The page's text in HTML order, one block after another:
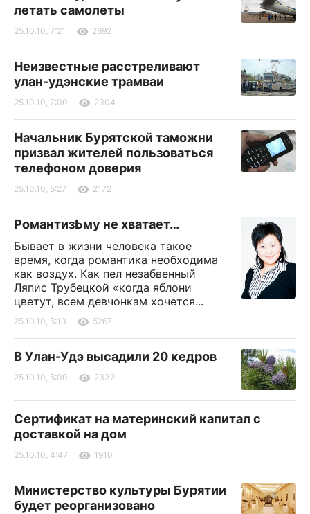
летать самолеты
25.10.10, 7:21 2692
Неизвестные расстреливают
улан-удэнские трамваи
25.10.10, 7:00 2304
Начальник Бурятской таможни
призвал жителей пользоваться
телефоном доверия
25.10.10, 5:27 2172
РомантизЬму не хватает…
Бывает в жизни человека такое
время, когда романтика необходима
как воздух. Как пел незабвенный
Ляпис Трубецкой «когда яблони
цветут, всем девчонкам хочется...
25.10.10, 5:13 5267
В Улан-Удэ высадили 20 кедров
25.10.10, 5:00 2332
Сертификат на материнский капитал с
доставкой на дом
25.10.10, 4:47 1910
Министерство культуры Бурятии
будет реорганизовано